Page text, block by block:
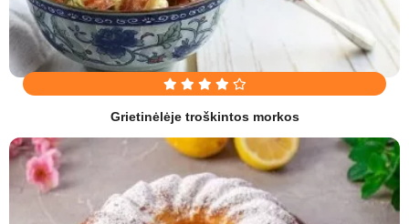
Grietinėlėje troškintos morkos